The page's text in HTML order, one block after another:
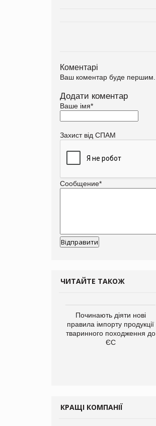
Коментарі
Ваш коментар буде першим.
Додати коментар
Ваше імя*
Захист від СПАМ
Сообщение*
ЧИТАЙТЕ ТАКОЖ
Починають діяти нові
правила імпорту продукції
тваринного походження до
ЄС
КРАЩІ КОМПАНІЇ